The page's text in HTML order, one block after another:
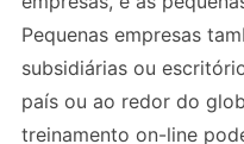
Pequenas empresas
subsidiárias ou
país ou ao redor do
treinamento on-line